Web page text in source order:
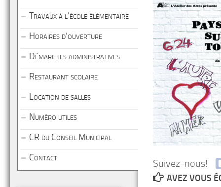
Suivez-nous!
AVEZ VOUS
Travaux à l’école élémentaire
Horaires d’ouverture
Démarches administratives
Restaurant scolaire
Location de salles
Numéro utiles
CR du Conseil Municipal
Contact